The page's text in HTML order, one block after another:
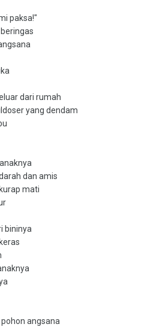
paksa!"
dari rumah
yang dendam
dan amis
mati
bininya
angsana